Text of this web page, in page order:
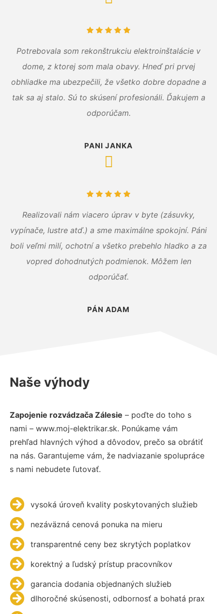
Potrebovala som rekonštrukciu elektroinštalácie v
dome, z ktorej som mala obavy. Hneď pri prvej
obhliadke ma ubezpečili, že všetko dobre dopadne a
tak sa aj stalo. Sú to skúsení profesionáli. Ďakujem a
odporúčam.
PANI JANKA
Realizovali nám viacero úprav v byte (zásuvky,
vypínače, lustre atď.) a sme maximálne spokojní. Páni
boli veľmi milí, ochotní a všetko prebehlo hladko a za
vopred dohodnutých podmienok. Môžem len
odporúčať.
PÁN ADAM
Naše výhody
Zapojenie rozvádzača Zálesie – poďte do toho s
nami – www.moj-elektrikar.sk. Ponúkame vám
prehľad hlavných výhod a dôvodov, prečo sa obrátiť
na nás. Garantujeme vám, že nadviazanie spolupráce
s nami nebudete ľutovať.
vysoká úroveň kvality poskytovaných služieb
nezáväzná cenová ponuka na mieru
transparentné ceny bez skrytých poplatkov
korektný a ľudský prístup pracovníkov
garancia dodania objednaných služieb
dlhoročné skúsenosti, odbornosť a bohatá prax